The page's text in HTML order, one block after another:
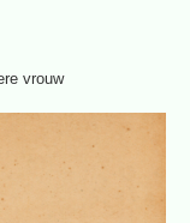
vrouw